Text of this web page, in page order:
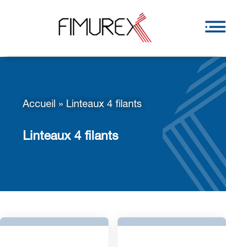
Accueil » Linteaux 4 filants
Linteaux 4 filants